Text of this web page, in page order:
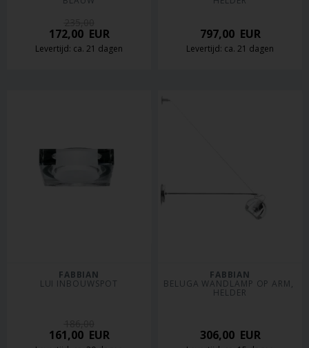
172,00EUR
Levertijd: ca. 21 dagen
797,00EUR
Levertijd: ca. 21 dagen
FABBIAN
LUI INBOUWSPOT
161,00EUR
FABBIAN
BELUGA WANDLAMP OP ARM,
HELDER
306,00EUR